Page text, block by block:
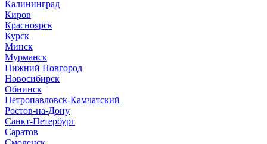
Калининград
Киров
Красноярск
Курск
Минск
Мурманск
Нижний Новгород
Новосибирск
Обнинск
Петропавловск-Камчатский
Ростов-на-Дону
Санкт-Петербург
Саратов